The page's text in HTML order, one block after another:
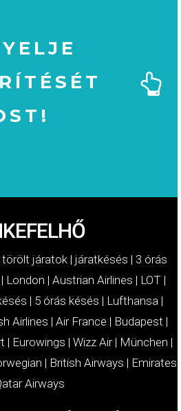
törölt járatok | járatkésés | 3 órás
| London | Austrian Airlines | LOT|
| 5 órás késés | Lufthansa |
Airlines | Air France | Budapest |
| Eurowings | Wizz Air| München |
| British Airways | Emirates
Airways